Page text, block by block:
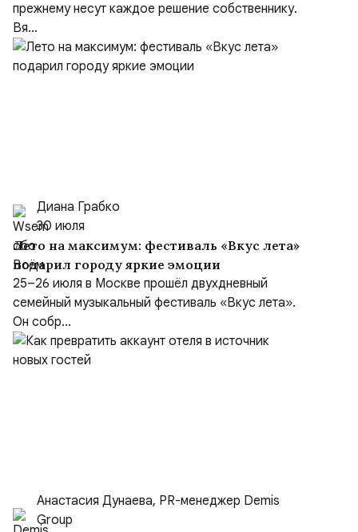
прежнему несут каждое решение собственнику.
Вя...
Диана Грабко
30 июля
Лето на максимум: фестиваль «Вкус лета»
подарил городу яркие эмоции
25–26 июля в Москве прошёл двухдневный
семейный музыкальный фестиваль «Вкус лета».
Он собр...
Анастасия Дунаева, PR-менеджер Demis
Group